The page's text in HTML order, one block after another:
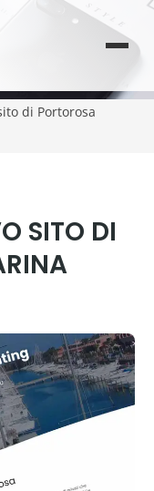
di Portorosa
SITO DI